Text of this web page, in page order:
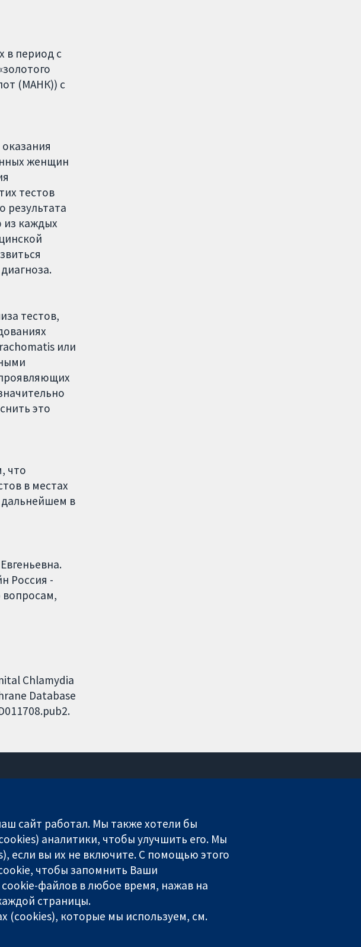
в период с
(МАНК)) с
женщин
тестов
результата
из каждых
тестов,
или
это
что
в местах
в
Россия -
вопросам,
Chlamydia
Database
Пресс-служба
О нас
Работа
Cochrane Library
in England & Wales. VAT registration number GB 718 2127 49.
сайт работал. Мы также хотели бы
аналитики, чтобы улучшить его. Мы
если вы их не включите. С помощью этого
чтобы запомнить Ваши
файлов в любое время, нажав на
страницы.
(cookies), которые мы используем, см.